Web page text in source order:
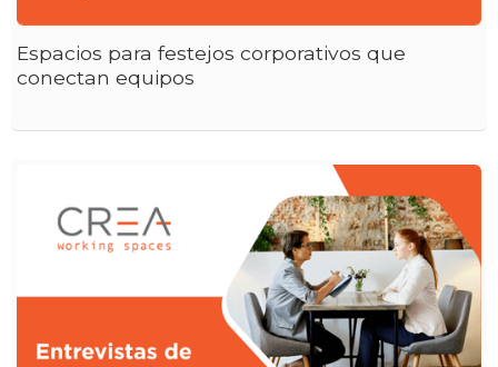
Espacios para festejos corporativos que
conectan equipos